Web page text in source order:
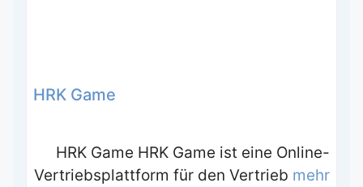
HRK Game
HRK Game HRK Game ist eine Online-
Vertriebsplattform für den Vertrieb mehr